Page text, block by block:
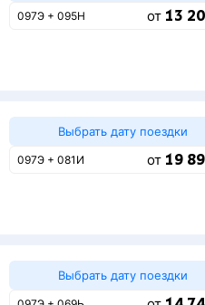
097Э + 095Н от 13
Выбрать дату поездки
097Э + 081И от 19
Выбрать дату поездки